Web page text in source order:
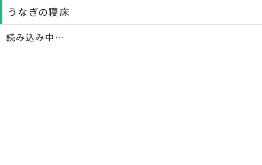
うなぎの寝床
読み込み中…